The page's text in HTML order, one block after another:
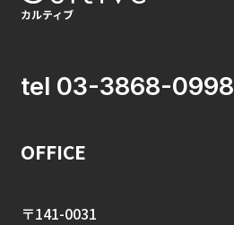
tel 03-3868-0998
OFFICE
〒141-0031